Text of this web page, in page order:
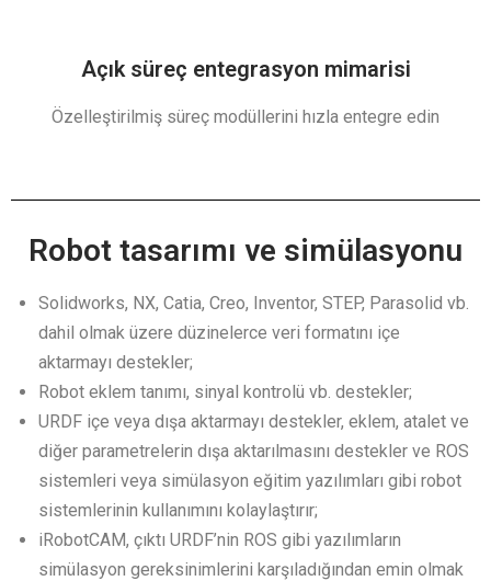
Açık süreç entegrasyon mimarisi
Özelleştirilmiş süreç modüllerini hızla entegre edin
Robot tasarımı ve simülasyonu
Solidworks, NX, Catia, Creo, Inventor, STEP, Parasolid vb.
dahil olmak üzere düzinelerce veri formatını içe
aktarmayı destekler;
Robot eklem tanımı, sinyal kontrolü vb. destekler;
URDF içe veya dışa aktarmayı destekler, eklem, atalet ve
diğer parametrelerin dışa aktarılmasını destekler ve ROS
sistemleri veya simülasyon eğitim yazılımları gibi robot
sistemlerinin kullanımını kolaylaştırır;
iRobotCAM, çıktı URDF’nin ROS gibi yazılımların
simülasyon gereksinimlerini karşıladığından emin olmak